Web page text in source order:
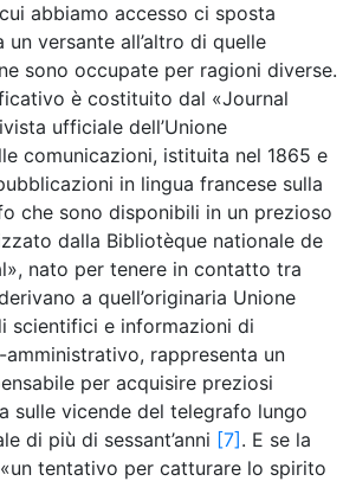
abbiamo accesso ci sposta
versante all’altro di quelle
sono occupate per ragioni diverse.
è costituito dal «Journal
ufficiale dell’Unione
comunicazioni, istituita nel 1865 e
in lingua francese sulla
che sono disponibili in un prezioso
dalla Bibliotèque nationale de
nato per tenere in contatto tra
a quell’originaria Unione
scientifici e informazioni di
rappresenta un
per acquisire preziosi
sulle vicende del telegrafo lungo
di più di sessant’anni [7] . E se la
tentativo per catturare lo spirito